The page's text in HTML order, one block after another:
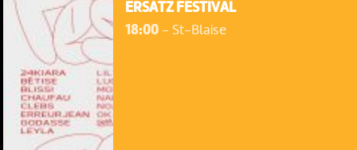
ERSATZ FESTIVAL
18:00- St-Blaise